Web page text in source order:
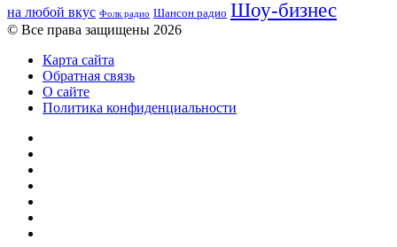
на любой вкус Фолк радио Шансон радио Шоу-бизнес
© Все права защищены 2026
Карта сайта
Обратная связь
О сайте
Политика конфиденциальности